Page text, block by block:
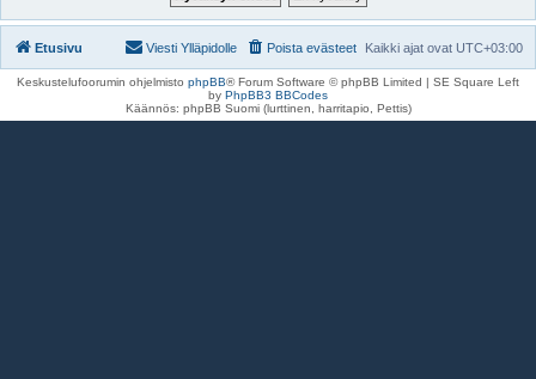
Etusivu Kaikki ajat ovat UTC+03:00
Poista evästeet
Viesti Ylläpidolle
Keskustelufoorumin ohjelmisto phpBB® Forum Software © phpBB Limited | SE Square Left
by PhpBB3 BBCodes
Käännös: phpBB Suomi (lurttinen, harritapio, Pettis)